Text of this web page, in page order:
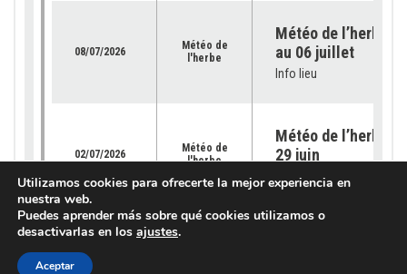
08/07/2026
Météo de
l'herbe
Météo de l’herbe –
au 06 juillet
Info lieu
02/07/2026
Météo de
l'herbe
Météo de l’herbe –
29 juin
Info lieu
25/06/2026
Utilizamos cookies para ofrecerte la mejor experiencia en
nuestra web.
Puedes aprender más sobre qué cookies utilizamos o
desactivarlas en los ajustes.
Aceptar